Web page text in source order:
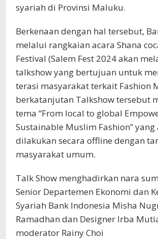
syariah di Provinsi Maluku.
Berkenaan dengan hal tersebut,
melalui rangkaian acara Shana
Festival (Salem Fest 2024 akan
talkshow yang bertujuan untuk
terasi masyarakat terkait Fashion
berkatanjutan Talkshow tersebut
tema “From local to global
Sustainable Muslim Fashion” yang
dilakukan secara offline dengan
masyarakat umum.
Talk Show menghadirkan nara
Senior Departemen Ekonomi dan
Syariah Bank Indonesia Misha
Ramadhan dan Designer Irba
moderator Rainy Choi